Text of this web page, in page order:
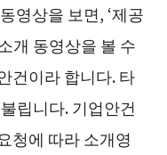
영상을 보면, ‘제공
개 동영상을 볼 수
건이라 합니다. 타
립니다. 기업안건
청에 따라 소개영